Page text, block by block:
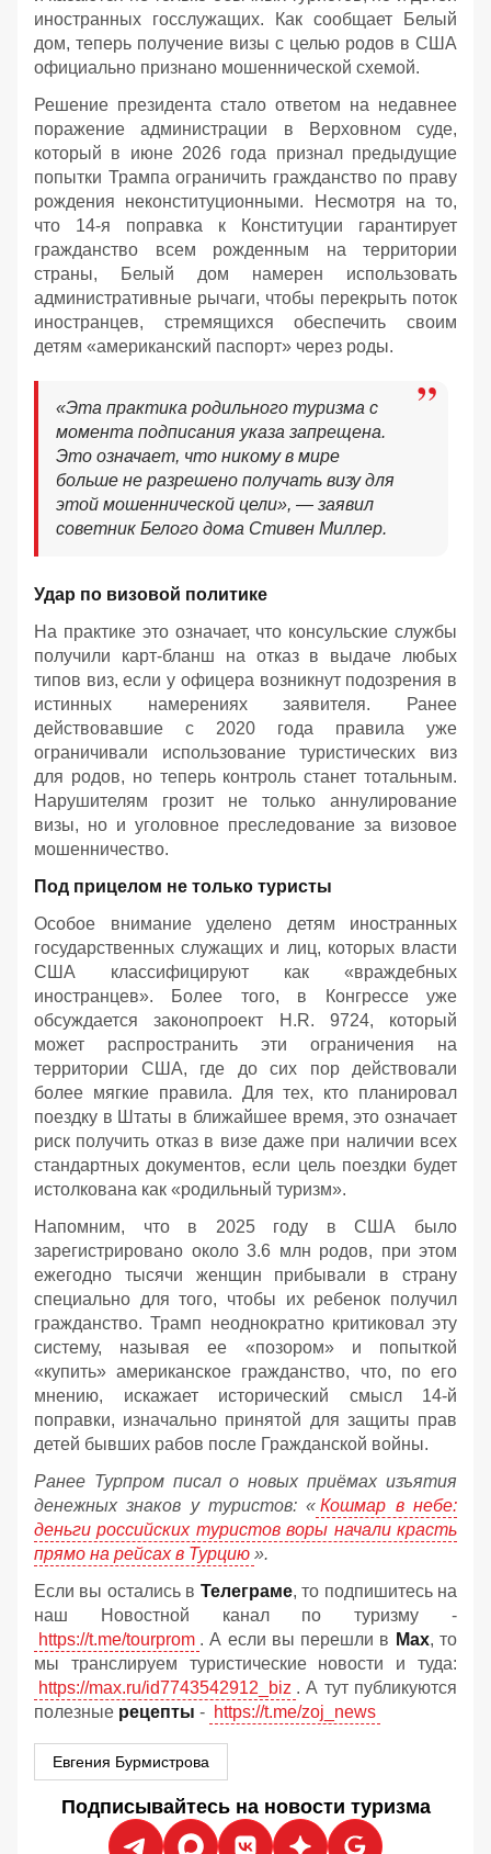
иностранных госслужащих. Как сообщает Белый
дом, теперь получение визы с целью родов в США
официально признано мошеннической схемой.
Решение президента стало ответом на недавнее
поражение администрации в Верховном суде,
который в июне 2026 года признал предыдущие
попытки Трампа ограничить гражданство по праву
рождения неконституционными. Несмотря на то,
что 14-я поправка к Конституции гарантирует
гражданство всем рожденным на территории
страны, Белый дом намерен использовать
административные рычаги, чтобы перекрыть поток
иностранцев, стремящихся обеспечить своим
детям «американский паспорт» через роды.
«Эта практика родильного туризма с
момента подписания указа запрещена.
Это означает, что никому в мире
больше не разрешено получать визу для
этой мошеннической цели», — заявил
советник Белого дома Стивен Миллер.
Удар по визовой политике
На практике это означает, что консульские службы
получили карт-бланш на отказ в выдаче любых
типов виз, если у офицера возникнут подозрения в
истинных намерениях заявителя. Ранее
действовавшие с 2020 года правила уже
ограничивали использование туристических виз
для родов, но теперь контроль станет тотальным.
Нарушителям грозит не только аннулирование
визы, но и уголовное преследование за визовое
мошенничество.
Под прицелом не только туристы
Особое внимание уделено детям иностранных
государственных служащих и лиц, которых власти
США классифицируют как «враждебных
иностранцев». Более того, в Конгрессе уже
обсуждается законопроект H.R. 9724, который
может распространить эти ограничения на
территории США, где до сих пор действовали
более мягкие правила. Для тех, кто планировал
поездку в Штаты в ближайшее время, это означает
риск получить отказ в визе даже при наличии всех
стандартных документов, если цель поездки будет
истолкована как «родильный туризм».
Напомним, что в 2025 году в США было
зарегистрировано около 3.6 млн родов, при этом
ежегодно тысячи женщин прибывали в страну
специально для того, чтобы их ребенок получил
гражданство. Трамп неоднократно критиковал эту
систему, называя ее «позором» и попыткой
«купить» американское гражданство, что, по его
мнению, искажает исторический смысл 14-й
поправки, изначально принятой для защиты прав
детей бывших рабов после Гражданской войны.
Ранее Турпром писал о новых приёмах изъятия
денежных знаков у туристов: « Кошмар в небе:
деньги российских туристов воры начали красть
прямо на рейсах в Турцию ».
Если вы остались в Телеграме, то подпишитесь на
наш Новостной канал по туризму -
https://t.me/tourprom . А если вы перешли в Мах, то
мы транслируем туристические новости и туда:
https://max.ru/id7743542912_biz . А тут публикуются
полезные рецепты - https://t.me/zoj_news
Евгения Бурмистрова
Подписывайтесь на новости туризма